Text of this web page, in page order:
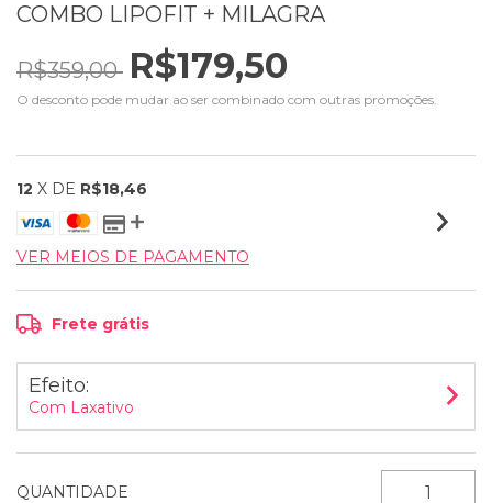
COMBO LIPOFIT + MILAGRA
R$359,00 R$179,50
O desconto pode mudar ao ser combinado com outras promoções.
12 X DE R$18,46
VER MEIOS DE PAGAMENTO
Frete grátis
Efeito:
Com Laxativo
QUANTIDADE